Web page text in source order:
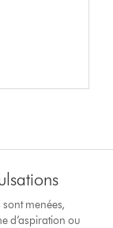
menées,
d’aspiration ou